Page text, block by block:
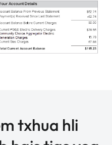
txhua hli